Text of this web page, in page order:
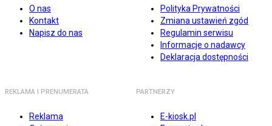
O nas
Kontakt
Napisz do nas
Polityka Prywatności
Zmiana ustawień zgód
Regulamin serwisu
Informacje o nadawcy
Deklaracja dostępności
REKLAMA I PRENUMERATA
Reklama
PARTNERZY
E-kiosk.pl